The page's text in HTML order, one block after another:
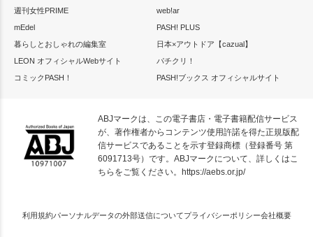
週刊女性PRIME
web!ar
mEdel
PASH! PLUS
暮らしとおしゃれの編集室
日本×アウトドア【cazual】
LEON オフィシャルWebサイト
パチクリ！
コミックPASH！
PASH!ブックス オフィシャルサイト
ABJマークは、この電子書店・電子書籍配信サービス
が、著作権者からコンテンツ使用許諾を得た正規版配
信サービスであることを示す登録商標（登録番号 第
6091713号）です。ABJマークについて、詳しくはこ
ちらをご覧ください。 https://aebs.or.jp/
利用規約パーソナルデータの外部送信についてプライバシーポリシー会社概要